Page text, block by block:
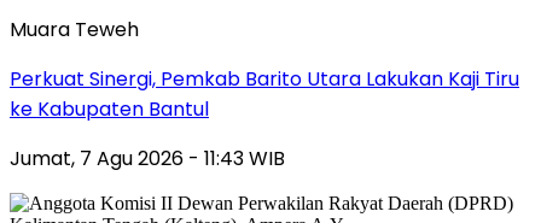
Muara Teweh
Perkuat Sinergi, Pemkab Barito Utara Lakukan Kaji Tiru
ke Kabupaten Bantul
Jumat, 7 Agu 2026 - 11:43 WIB